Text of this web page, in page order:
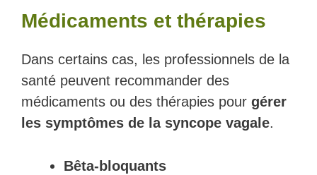
Médicaments et thérapies
Dans certains cas, les professionnels de la
santé peuvent recommander des
médicaments ou des thérapies pour gérer
les symptômes de la syncope vagale.
Bêta-bloquants